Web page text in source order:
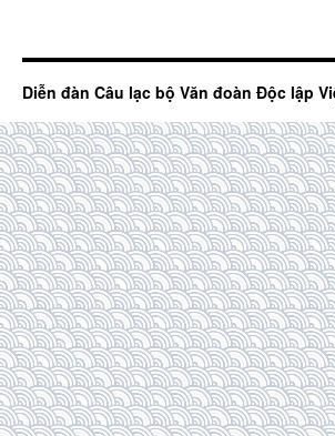
Diễn đàn Câu lạc bộ Văn đoàn Độc lập